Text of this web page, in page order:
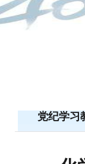
党纪学习